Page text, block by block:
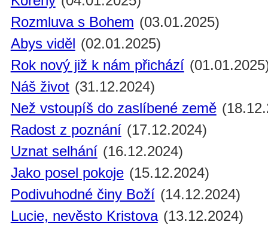
Rozmluva s Bohem (03.01.2025)
Abys viděl (02.01.2025)
Rok nový již k nám přichází
Náš život (31.12.2024)
Než vstoupíš do zaslíbené země
Radost z poznání (17.12.2024)
Uznat selhání (16.12.2024)
Jako posel pokoje (15.12.2024)
Podivuhodné činy Boží (14.12.2024)
Lucie, nevěsto Kristova (13.12.2024)